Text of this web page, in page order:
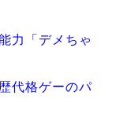
力「デメちゃ
代格ゲーのパ